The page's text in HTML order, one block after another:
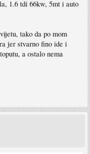
1.6 tdi 66kw, 5mt i auto
tako da po mom
jer stvarno fino ide i
a ostalo nema